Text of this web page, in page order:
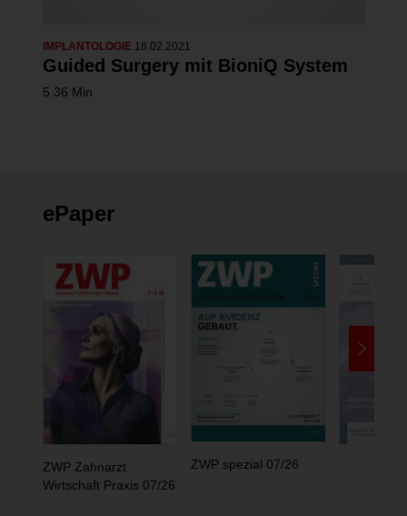
IMPLANTOLOGIE 18.02.2021
Guided Surgery mit BioniQ System
5.36 Min
ePaper
ZWP Zahnarzt
Wirtschaft Praxis 07/26
ZWP spezial 07/26